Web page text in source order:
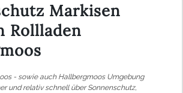
Markisen
Rollladen
- sowie auch Hallbergmoos Umgebung
und relativ schnell über Sonnenschutz,